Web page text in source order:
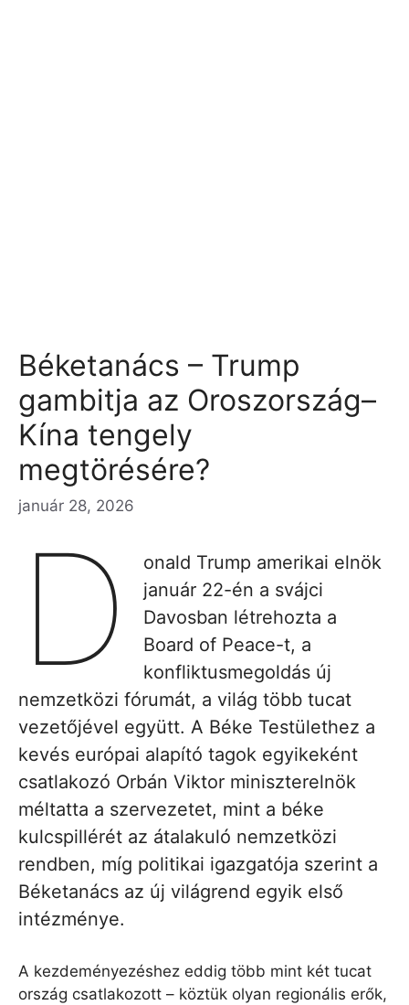
Béketanács – Trump
gambitja az Oroszország–
Kína tengely
megtörésére?
január 28, 2026
D
onald Trump amerikai elnök
január 22-én a svájci
Davosban létrehozta a
Board of Peace-t, a
konfliktusmegoldás új
nemzetközi fórumát, a világ több tucat
vezetőjével együtt. A Béke Testülethez a
kevés európai alapító tagok egyikeként
csatlakozó Orbán Viktor miniszterelnök
méltatta a szervezetet, mint a béke
kulcspillérét az átalakuló nemzetközi
rendben, míg politikai igazgatója szerint a
Béketanács az új világrend egyik első
intézménye.
A kezdeményezéshez eddig több mint két tucat
ország csatlakozott – köztük olyan regionális erők,